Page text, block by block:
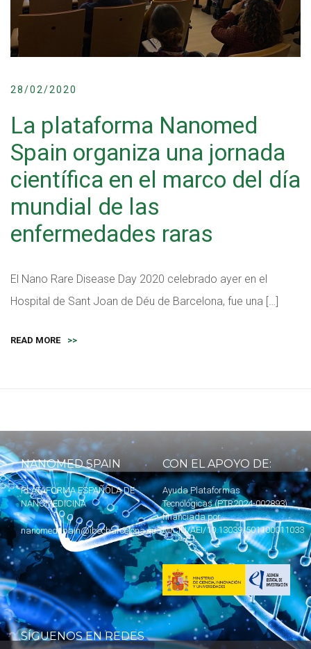
28/02/2020
La plataforma Nanomed
Spain organiza una jornada
científica en el marco del día
mundial de las
enfermedades raras
El Nano Rare Disease Day 2020 celebrado ayer en el
Hospital de Sant Joan de Déu de Barcelona, fue una […]
READ MORE >>
NANOMED SPAIN
PLATAFORMA ESPAÑOLA DE
NANOMEDICINA
nanomedspain@ibecbarcelona.eu
CON EL APOYO DE:
Ayuda Plataformas
Tecnológicas (PTR2024-002893)
financiada por
MICIU/AEI/10.13039/501100011033
SÍGUENOS EN REDES